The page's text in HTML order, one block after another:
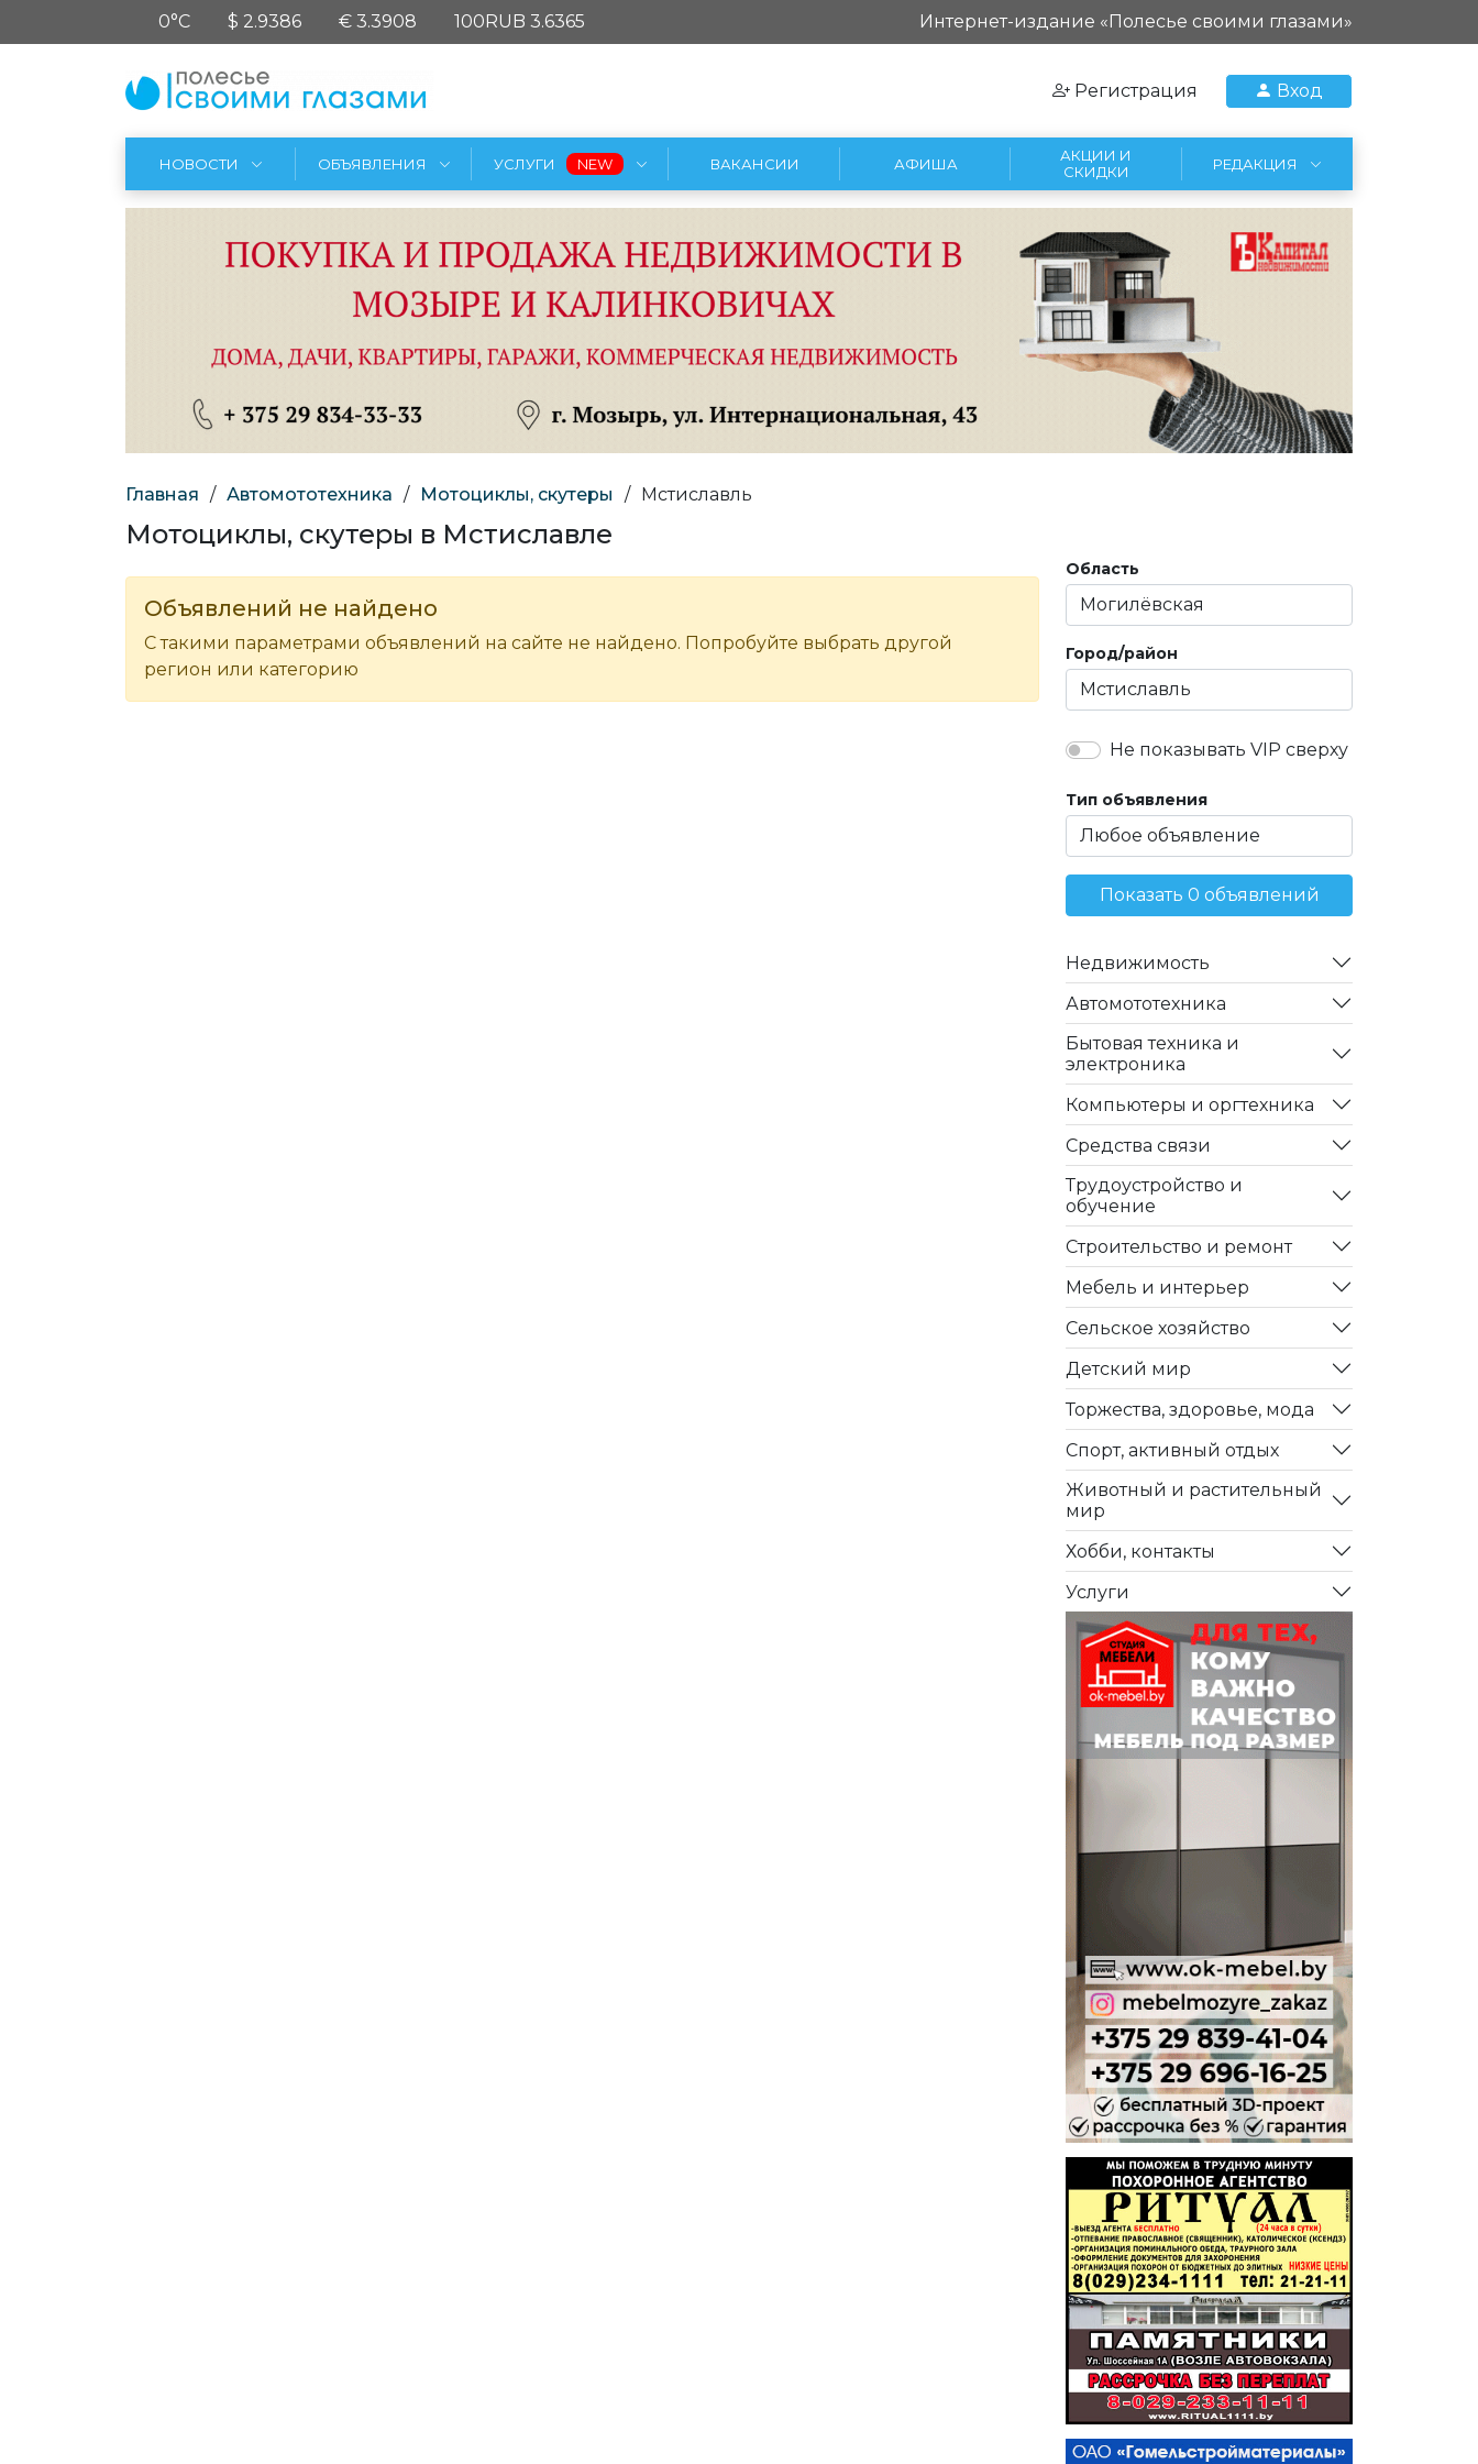
0°C $ 2.9386 € 3.3908 100RUB 3.6365 Интернет-издание «Полесье своими глазами»
Регистрация Вход
НОВОСТИ ОБЪЯВЛЕНИЯ УСЛУГИ ВАКАНСИИ АФИША
АКЦИИ И
СКИДКИ
РЕДАКЦИЯ
Главная / Автомототехника / Мотоциклы, скутеры / Мстиславль
Мотоциклы, скутеры в Мстиславле
Объявлений не найдено
С такими параметрами объявлений на сайте не найдено. Попробуйте выбрать другой
регион или категорию
Область
Город/район
Не показывать VIP сверху
Тип объявления
Показать 0 объявлений
Недвижимость
Автомототехника
Бытовая техника и
электроника
Компьютеры и оргтехника
Средства связи
Трудоустройство и
обучение
Строительство и ремонт
Мебель и интерьер
Сельское хозяйство
Детский мир
Торжества, здоровье, мода
Спорт, активный отдых
Животный и растительный
мир
Хобби, контакты
Услуги